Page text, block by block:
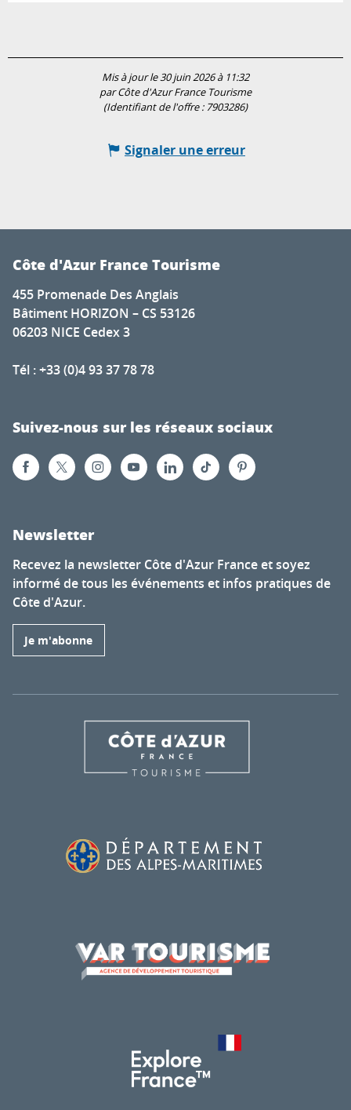
Mis à jour le 30 juin 2026 à 11:32
par Côte d'Azur France Tourisme
(Identifiant de l'offre : 7903286)
Signaler une erreur
Côte d'Azur France Tourisme
455 Promenade Des Anglais
Bâtiment HORIZON – CS 53126
06203 NICE Cedex 3
Tél : +33 (0)4 93 37 78 78
Suivez-nous sur les réseaux sociaux
Newsletter
Recevez la newsletter Côte d'Azur France et soyez
informé de tous les événements et infos pratiques de
Côte d'Azur.
Je m'abonne